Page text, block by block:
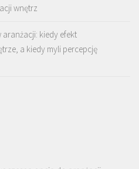
wnętrz
aranżacji: kiedy efekt
a kiedy myli percepcję